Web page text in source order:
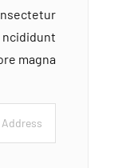
ncididunt
magna